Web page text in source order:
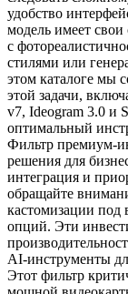
удобство
модель имеет
с
стилями или
этом каталоге мы
этой задачи,
v7, Ideogram 3.0 и
оптимальный
Фильтр премиум-
решения для
интеграция и
обращайте
кастомизации под
опций. Эти
AI-инструменты
Этот фильтр